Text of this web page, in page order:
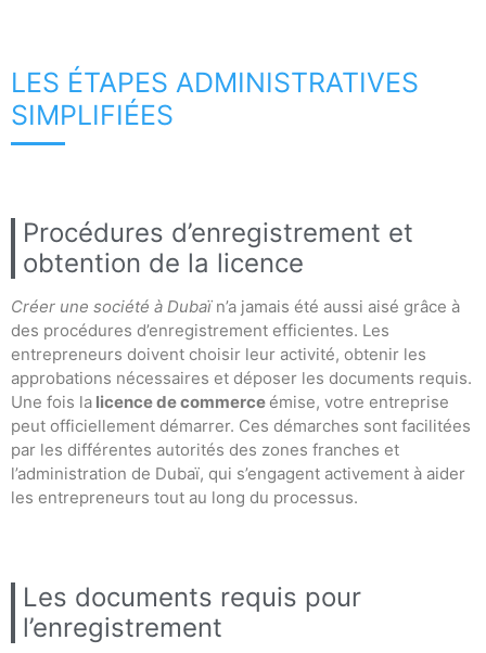
LES ÉTAPES ADMINISTRATIVES
SIMPLIFIÉES
Procédures d’enregistrement et
obtention de la licence
Créer une société à Dubaïn’a jamais été aussi aisé grâce à
des procédures d’enregistrement efficientes. Les
entrepreneurs doivent choisir leur activité, obtenir les
approbations nécessaires et déposer les documents requis.
Une fois la licence de commerce émise, votre entreprise
peut officiellement démarrer. Ces démarches sont facilitées
par les différentes autorités des zones franches et
l’administration de Dubaï, qui s’engagent activement à aider
les entrepreneurs tout au long du processus.
Les documents requis pour
l’enregistrement